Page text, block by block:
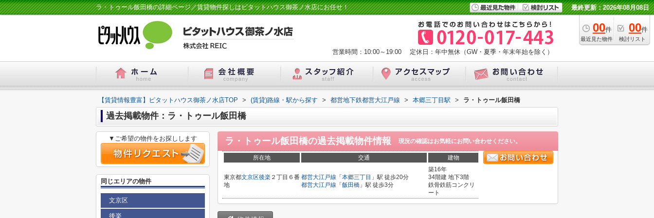
ラ・トゥール飯田橋の詳細ページ／賃貸物件探しはピタットハウス御茶ノ水店にお任せ！ 最終更新：2026年08月08日
00件
最近見た物件
00件
検討リスト
営業時間：10:00～19:00 定休日：年中無休（GW・夏季・年末年始を除く）
【賃貸情報豊富】ピタットハウス御茶ノ水店TOP > (賃貸)路線・駅から探す > 都営地下鉄都営大江戸線 > 本郷三丁目駅 > ラ・トゥール飯田橋
過去掲載物件：ラ・トゥール飯田橋
ラ・トゥール飯田橋の過去掲載物件情報 現況の確認はお気軽にお問い合わせください。
所在地 交通 建物
東京都文京区後楽 ２丁目６番
地
都営大江戸線 「 本郷三丁目 」駅 徒歩20分
都営大江戸線 「 飯田橋 」駅 徒歩3分
築16年
34階建 地下3階
鉄骨鉄筋コンクリ
ート
▼ご希望の物件をお探しします
同じエリアの物件
文京区
後楽